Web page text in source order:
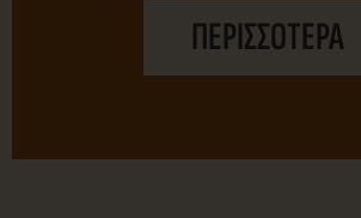
ΠΕΡΙΣΣΟΤΕΡΑ